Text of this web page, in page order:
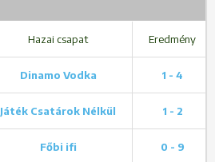
Hazai csapat Eredmény
Dinamo Vodka 1 - 4
Játék Csatárok Nélkül 1 - 2
Főbi ifi 0 - 9